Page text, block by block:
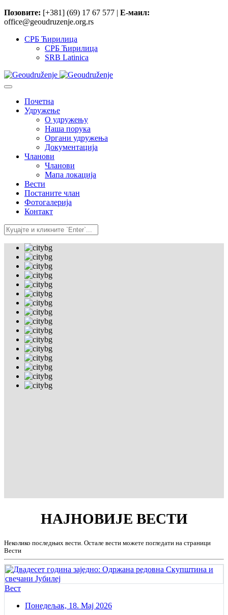
Позовите: [+381] (69) 17 67 577 | Е-маил:
office@geoudruzenje.org.rs
СРБ Ћирилица
СРБ Ћирилица
SRB Latinica
Почетна
Удружење
O удружењу
Наша порука
Органи удружења
Документација
Чланови
Чланови
Мапа локација
Вести
Постаните члан
Фотогалерија
Контакт
НАЈНОВИЈЕ ВЕСТИ
Неколико последњих вести. Остале вести можете погледати на страници
Вести
Вест
Понедељак, 18. Мај 2026